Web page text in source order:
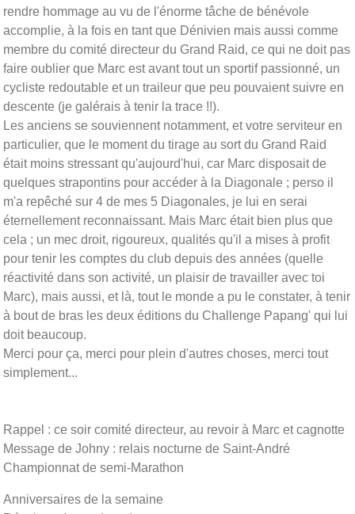
rendre hommage au vu de l'énorme tâche de bénévole
accomplie, à la fois en tant que Dénivien mais aussi comme
membre du comité directeur du Grand Raid, ce qui ne doit pas
faire oublier que Marc est avant tout un sportif passionné, un
cycliste redoutable et un traileur que peu pouvaient suivre en
descente (je galérais à tenir la trace !!).
Les anciens se souviennent notamment, et votre serviteur en
particulier, que le moment du tirage au sort du Grand Raid
était moins stressant qu'aujourd'hui, car Marc disposait de
quelques strapontins pour accéder à la Diagonale ; perso il
m'a repêché sur 4 de mes 5 Diagonales, je lui en serai
éternellement reconnaissant. Mais Marc était bien plus que
cela ; un mec droit, rigoureux, qualités qu'il a mises à profit
pour tenir les comptes du club depuis des années (quelle
réactivité dans son activité, un plaisir de travailler avec toi
Marc), mais aussi, et là, tout le monde a pu le constater, à tenir
à bout de bras les deux éditions du Challenge Papang' qui lui
doit beaucoup.
Merci pour ça, merci pour plein d'autres choses, merci tout
simplement...
Rappel : ce soir comité directeur, au revoir à Marc et cagnotte
Message de Johny : relais nocturne de Saint-André
Championnat de semi-Marathon
Anniversaires de la semaine